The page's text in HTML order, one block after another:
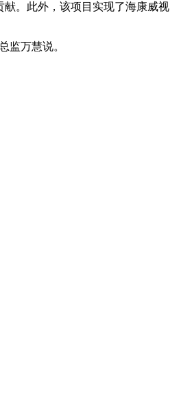
。此外，该项目实现了海康威视
监万慧说。